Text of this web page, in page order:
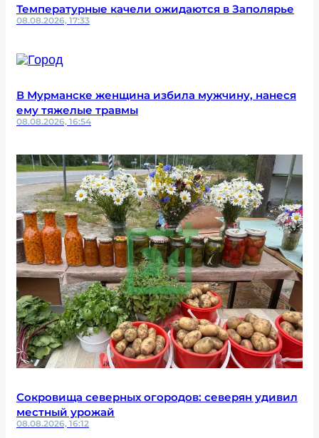
Температурные качели ожидаются в Заполярье
08.08.2026, 17:33
В Мурманске женщина избила мужчину, нанеся
ему тяжелые травмы
08.08.2026, 16:54
Сокровища северных огородов: северян удивил
местный урожай
08.08.2026, 16:12